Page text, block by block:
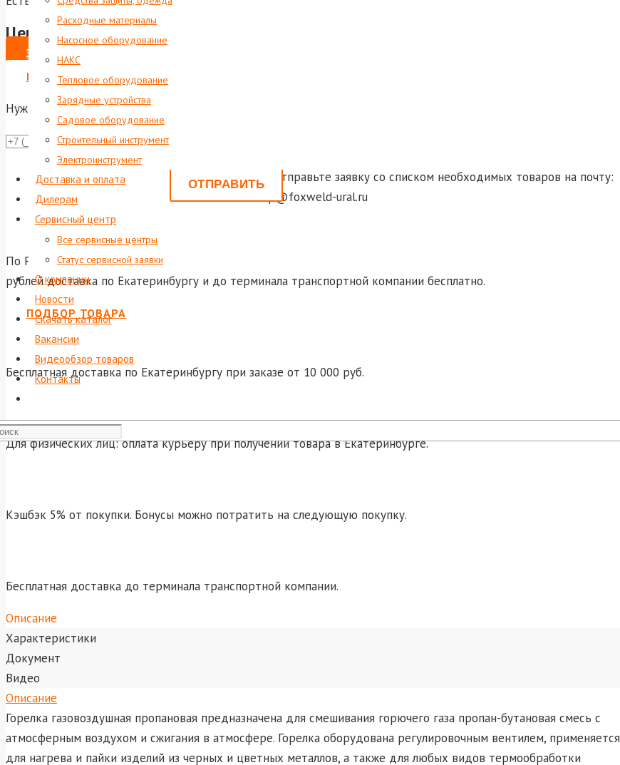
Расходные материалы
Насосное оборудование
НАКС
Тепловое оборудование
Зарядные устройства
Садовое оборудование
Строительный инструмент
Электроинструмент
Доставка и оплата
Дилерам
Сервисный центр
Все сервисные центры
Статус сервисной заявки
О компании
Новости
Скачать каталог
Вакансии
Видеообзор товаров
Контакты
Цена по запросу
ЗАКАЗАТЬ
ВЫПИСАТЬ СЧЕТ НА ЮР. ЛИЦО
Нужна консультация?
Или отправьте заявку со списком необходимых товаров на почту:
shop@foxweld-ural.ru
По России и ближнему зарубежью осуществляется доставка транспортной компанией. При заказе от 10000
рублей доставка по Екатеринбургу и до терминала транспортной компании бесплатно.
ПОДБОР ТОВАРА
Бесплатная доставка по Екатеринбургу при заказе от 10 000 руб.
Для физических лиц: оплата курьеру при получении товара в Екатеринбурге.
Кэшбэк 5% от покупки. Бонусы можно потратить на следующую покупку.
Бесплатная доставка до терминала транспортной компании.
Описание
Характеристики
Документ
Видео
Описание
Горелка газовоздушная пропановая предназначена для смешивания горючего газа пропан-бутановая смесь с
атмосферным воздухом и сжигания в атмосфере. Горелка оборудована регулировочным вентилем, применяется
для нагрева и пайки изделий из черных и цветных металлов, а также для любых видов термообработки